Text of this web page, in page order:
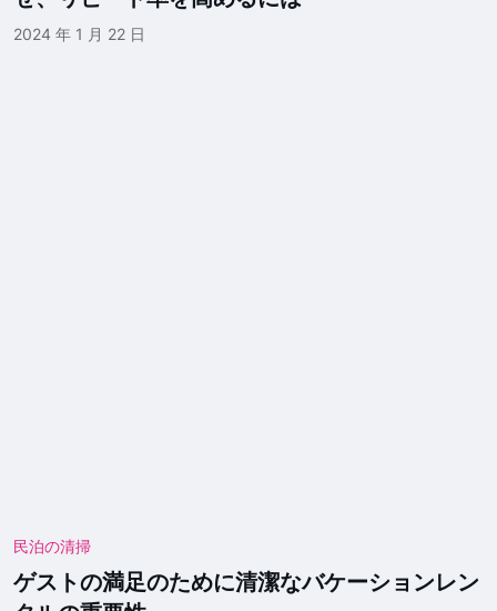
2024 年 1 月 22 日
民泊の清掃
ゲストの満足のために清潔なバケーションレン